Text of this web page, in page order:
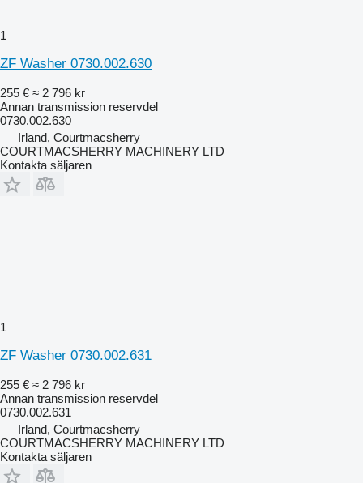
1
ZF Washer 0730.002.630
255 € ≈ 2 796 kr
Annan transmission reservdel
0730.002.630
Irland, Courtmacsherry
COURTMACSHERRY MACHINERY LTD
Kontakta säljaren
1
ZF Washer 0730.002.631
255 € ≈ 2 796 kr
Annan transmission reservdel
0730.002.631
Irland, Courtmacsherry
COURTMACSHERRY MACHINERY LTD
Kontakta säljaren